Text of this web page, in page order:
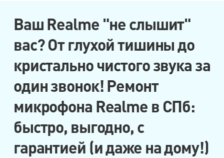
Ваш Realme "не слышит"
вас? От глухой тишины до
кристально чистого звука за
один звонок! Ремонт
микрофона Realme в СПб:
быстро, выгодно, с
гарантией (и даже на дому!)